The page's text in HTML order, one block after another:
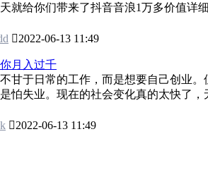
就给你们带来了抖音音浪1万多价值详
2022-06-13 11:49
月入过千
甘于日常的工作，而是想要自己创业
怕失业。现在的社会变化真的太快了，
2022-06-13 11:49